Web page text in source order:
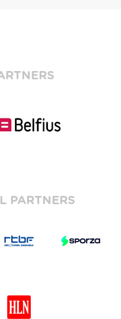
PARTNERS